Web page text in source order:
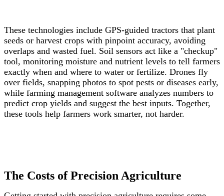
These technologies include GPS-guided tractors that plant
seeds or harvest crops with pinpoint accuracy, avoiding
overlaps and wasted fuel. Soil sensors act like a "checkup"
tool, monitoring moisture and nutrient levels to tell farmers
exactly when and where to water or fertilize. Drones fly
over fields, snapping photos to spot pests or diseases early,
while farming management software analyzes numbers to
predict crop yields and suggest the best inputs. Together,
these tools help farmers work smarter, not harder.
The Costs of Precision Agriculture